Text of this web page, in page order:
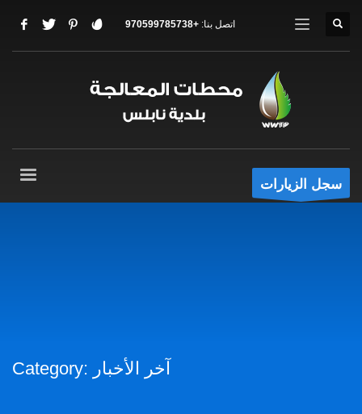
اتصل بنا: +970599785738
سجل الزيارات
Category: آخر الأخبار